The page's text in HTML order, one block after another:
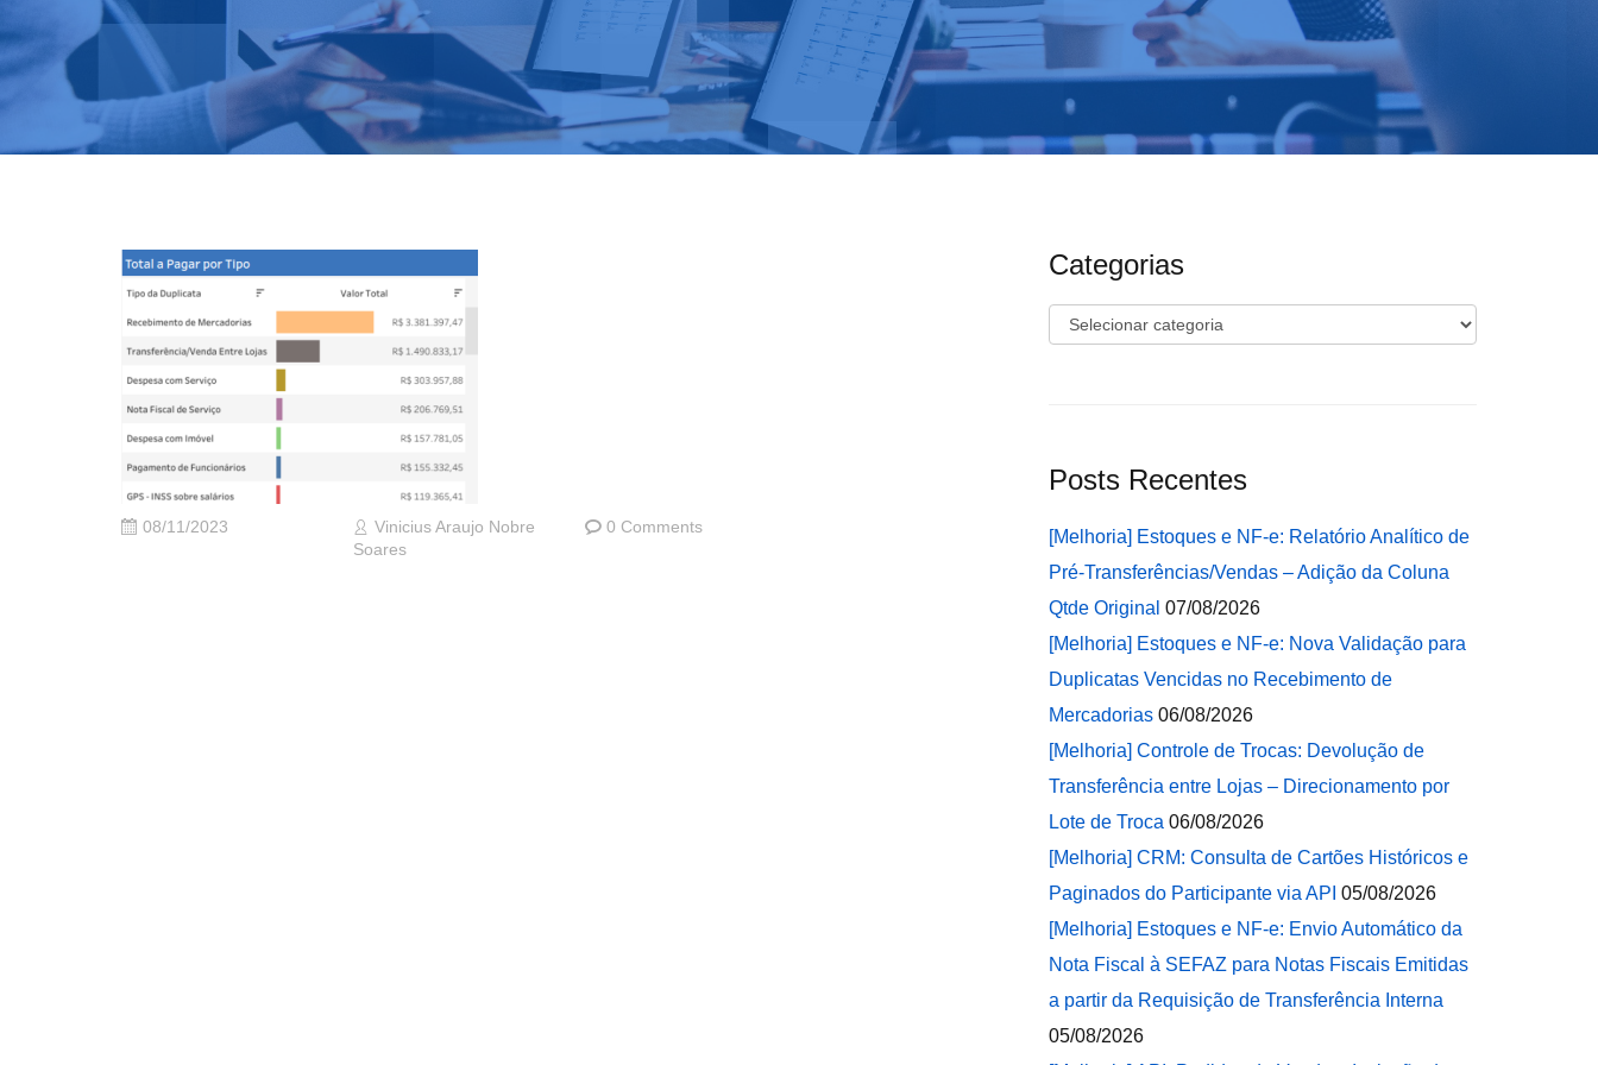
08/11/2023
Vinicius Araujo Nobre
Soares
0 Comments
Categorias
Categorias
Posts Recentes
[Melhoria] Estoques e NF-e: Relatório Analítico de
Pré-Transferências/Vendas – Adição da Coluna
Qtde Original 07/08/2026
[Melhoria] Estoques e NF-e: Nova Validação para
Duplicatas Vencidas no Recebimento de
Mercadorias 06/08/2026
[Melhoria] Controle de Trocas: Devolução de
Transferência entre Lojas – Direcionamento por
Lote de Troca 06/08/2026
[Melhoria] CRM: Consulta de Cartões Históricos e
Paginados do Participante via API 05/08/2026
[Melhoria] Estoques e NF-e: Envio Automático da
Nota Fiscal à SEFAZ para Notas Fiscais Emitidas
a partir da Requisição de Transferência Interna
05/08/2026